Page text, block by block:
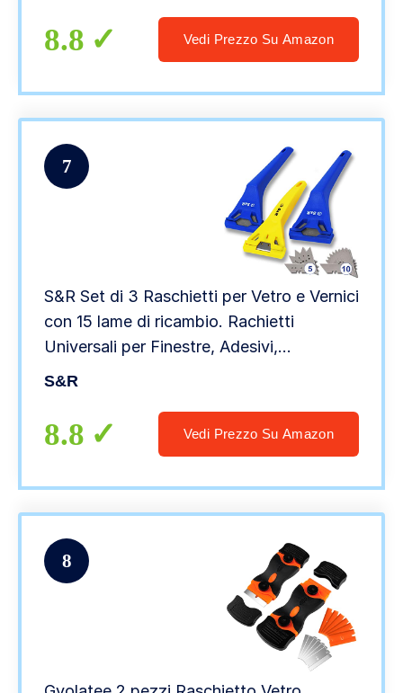
8.8 Vedi Prezzo Su Amazon
7
S&R Set di 3 Raschietti per Vetro e Vernici
con 15 lame di ricambio. Rachietti
Universali per Finestre, Adesivi,
Vetroceramica, Carta da Parati.
S&R
8.8 Vedi Prezzo Su Amazon
8